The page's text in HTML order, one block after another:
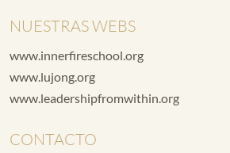
NUESTRAS WEBS
www.innerfireschool.org
www.lujong.org
www.leadershipfromwithin.org
CONTACTO